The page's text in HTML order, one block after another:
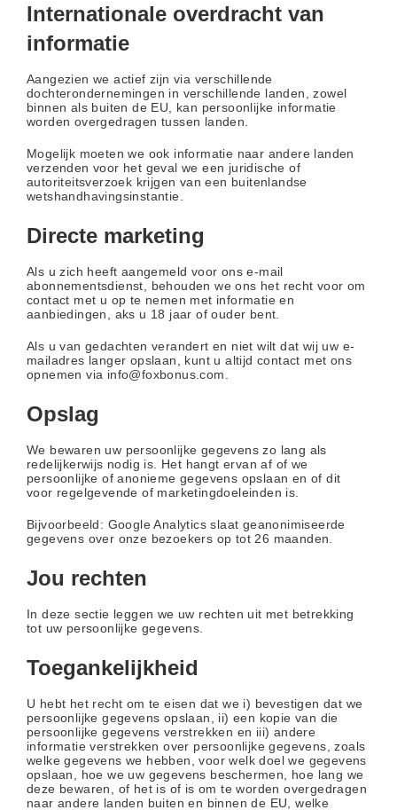
Internationale overdracht van
informatie
Aangezien we actief zijn via verschillende
dochterondernemingen in verschillende landen, zowel
binnen als buiten de EU, kan persoonlijke informatie
worden overgedragen tussen landen.
Mogelijk moeten we ook informatie naar andere landen
verzenden voor het geval we een juridische of
autoriteitsverzoek krijgen van een buitenlandse
wetshandhavingsinstantie.
Directe marketing
Als u zich heeft aangemeld voor ons e-mail
abonnementsdienst, behouden we ons het recht voor om
contact met u op te nemen met informatie en
aanbiedingen, aks u 18 jaar of ouder bent.
Als u van gedachten verandert en niet wilt dat wij uw e-
mailadres langer opslaan, kunt u altijd contact met ons
opnemen via info@foxbonus.com.
Opslag
We bewaren uw persoonlijke gegevens zo lang als
redelijkerwijs nodig is. Het hangt ervan af of we
persoonlijke of anonieme gegevens opslaan en of dit
voor regelgevende of marketingdoeleinden is.
Bijvoorbeeld: Google Analytics slaat geanonimiseerde
gegevens over onze bezoekers op tot 26 maanden.
Jou rechten
In deze sectie leggen we uw rechten uit met betrekking
tot uw persoonlijke gegevens.
Toegankelijkheid
U hebt het recht om te eisen dat we i) bevestigen dat we
persoonlijke gegevens opslaan, ii) een kopie van die
persoonlijke gegevens verstrekken en iii) andere
informatie verstrekken over persoonlijke gegevens, zoals
welke gegevens we hebben, voor welk doel we gegevens
opslaan, hoe we uw gegevens beschermen, hoe lang we
deze bewaren, of het is of is om te worden overgedragen
naar andere landen buiten en binnen de EU, welke